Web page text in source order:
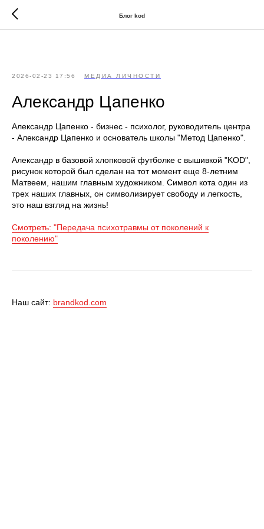
Блог kod
2026-02-23 17:56 МЕДИА ЛИЧНОСТИ
Александр Цапенко
Александр Цапенко - бизнес - психолог, руководитель центра
- Александр Цапенко и основатель школы "Метод Цапенко".
Александр в базовой хлопковой футболке с вышивкой "KОD",
рисунок которой был сделан на тот момент еще 8-летним
Матвеем, нашим главным художником. Символ кота один из
трех наших главных, он символизирует свободу и легкость,
это наш взгляд на жизнь!
Смотреть: "Передача психотравмы от поколений к
поколению"
Наш сайт: brandkod.com